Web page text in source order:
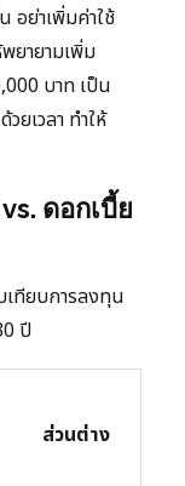
อย่าเพิ่มค่าใช้
ยายามเพิ่ม
บาท เป็น
ยเวลา ทำให้
ดอกเบี้ย
เทียบการลงทุน
ปี
ส่วนต่าง